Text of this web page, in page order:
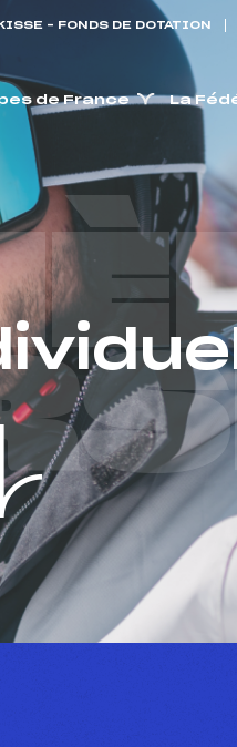
– FONDS DE DOTATION
de France La